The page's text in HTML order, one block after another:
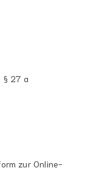
§ 27 a
zur Online-